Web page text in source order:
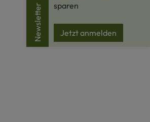
Newsletter
sparen
Jetzt anmelden